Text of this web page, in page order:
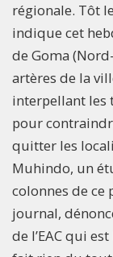
régionale. Tôt
indique cet
de Goma
artères de la
interpellant les
pour
quitter les
Muhindo, un
colonnes de ce
journal,
de l’EAC qui